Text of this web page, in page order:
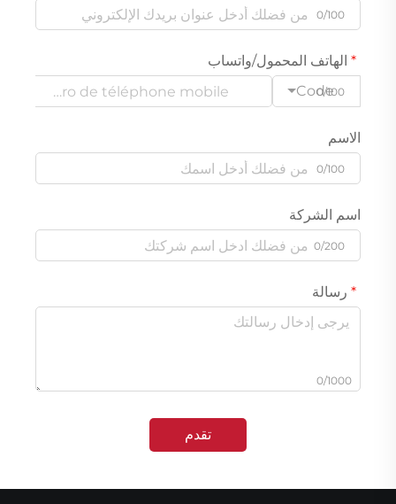
0/100
الهاتف المحمول/واتساب
Code
0/100
الاسم
0/100
اسم الشركة
0/200
رسالة
0/1000
تقدم